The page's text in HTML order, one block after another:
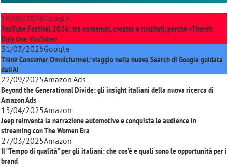
16/06/2026Google
YouTube Festival 2026: tra contenuti, creator e risultati, perché «There’s
Only One YouTube»
31/03/2026Google
Think Consumer Omnichannel: viaggio nella nuova Search di Google guidata
dall'AI
22/09/2025Amazon Ads
Beyond the Generational Divide: gli insight italiani della nuova ricerca di
Amazon Ads
15/04/2025Amazon
Jeep reinventa la narrazione automotive e conquista le audience in
streaming conThe Women Era
27/03/2025Amazon
Il “Tempo di qualità” per gli italiani: che cos’è e quali sono le opportunità per i
brand